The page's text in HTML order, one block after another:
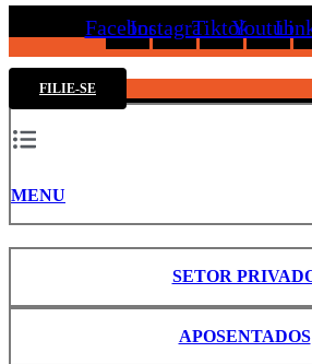
FacebookInstagramTiktokYoutube
FILIE-SE
MENU
SETOR
APOSENTADOS